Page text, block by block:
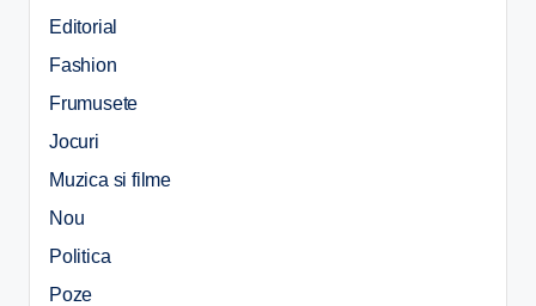
Editorial
Fashion
Frumusete
Jocuri
Muzica si filme
Nou
Politica
Poze